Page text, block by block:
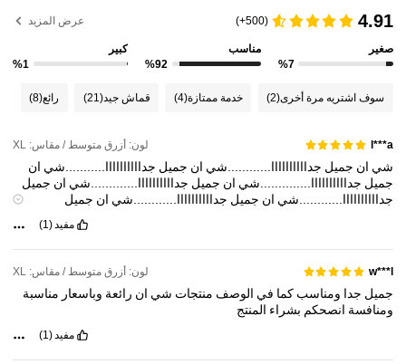
4.86 1.5M متابعون
4.86 1.5M متابعون
4.86 1.5M متابعون
4.91
(500+) عرض المزيد
صغير
%7
مناسب
%92
كبير
%1
سوف اشتريه مرة أخرى(2) خدمة ممتازة(4) قماش جيد(21) رائع(8)
l***a لون: أزرق متوسط / مقاس: XL
شي ان جميل جداااااااااا............شي ان جميل جداااااااااا...........شي ان
جميل جداااااااااا..............شي ان جميل جداااااااااا.............شي ان جميل
جداااااااااا............شي ان جميل جداااااااااا............شي ان جميل
مفيد (1)
w***l لون: أزرق متوسط / مقاس: XL
جميل جدا ومناسبكما في الوصف منتجات شي ان رائعة وباسعار مناسبة
ومنافسة انصحكم بشراء المنتج
مفيد(1)